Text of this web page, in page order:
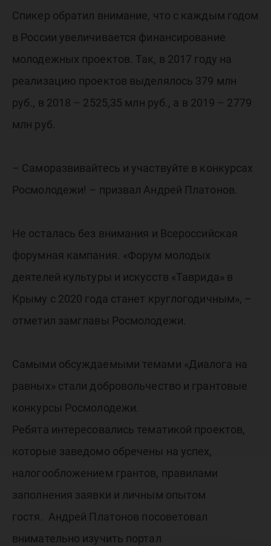
Спикер обратил внимание, что с каждым годом
в России увеличивается финансирование
молодежных проектов. Так, в 2017 году на
реализацию проектов выделялось 379 млн
руб., в 2018 – 2525,35 млн руб., а в 2019 – 2779
млн руб.
– Саморазвивайтесь и участвуйте в конкурсах
Росмолодежи! – призвал Андрей Платонов.
Не осталась без внимания и Всероссийская
форумная кампания. «Форум молодых
деятелей культуры и искусств «Таврида» в
Крыму с 2020 года станет круглогодичным», –
отметил замглавы Росмолодежи.
Самыми обсуждаемыми темами «Диалога на
равных» стали добровольчество и грантовые
конкурсы Росмолодежи.
Ребята интересовались тематикой проектов,
которые заведомо обречены на успех,
налогообложением грантов, правилами
заполнения заявки и личным опытом
гостя. Андрей Платонов посоветовал
внимательно изучить портал